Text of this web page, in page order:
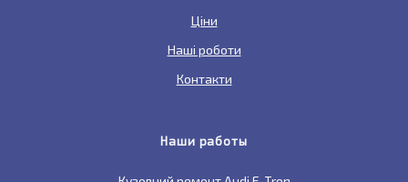
Ціни
Наші роботи
Контакти
Наши работы